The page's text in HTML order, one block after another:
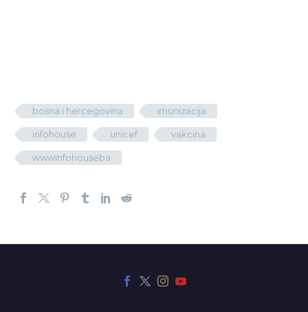
bosna i hercegovina imunizacija
infohouse unicef vakcina
wwwinfohouseba